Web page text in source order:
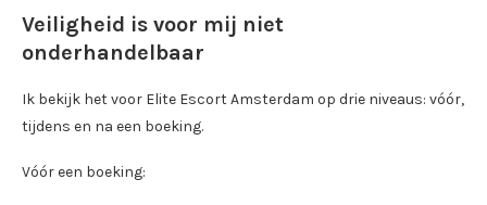
Veiligheid is voor mij niet
onderhandelbaar
Ik bekijk het voor Elite Escort Amsterdam op drie niveaus: vóór,
tijdens en na een boeking.
Vóór een boeking: